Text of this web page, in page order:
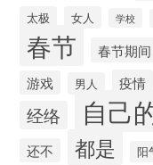
太极 女人 学校
春节 春节期间
游戏 男人 疫情
经络 自己
还不 都是 阳